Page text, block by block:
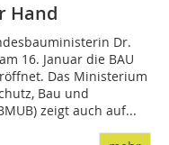
Hand
Dr.
16. Januar die BAU
Das Ministerium
Bau und
zeigt auch auf...